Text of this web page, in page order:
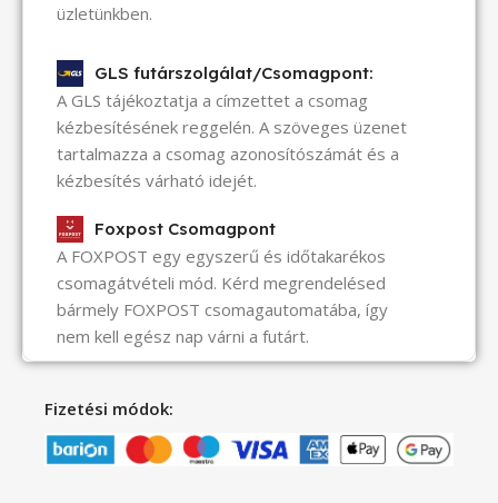
üzletünkben.
GLS futárszolgálat/Csomagpont:
A GLS tájékoztatja a címzettet a csomag
kézbesítésének reggelén. A szöveges üzenet
tartalmazza a csomag azonosítószámát és a
kézbesítés várható idejét.
Foxpost Csomagpont
A FOXPOST egy egyszerű és időtakarékos
csomagátvételi mód. Kérd megrendelésed
bármely FOXPOST csomagautomatába, így
nem kell egész nap várni a futárt.
Fizetési módok: